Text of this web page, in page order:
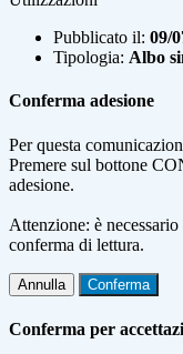
Pubblicato il: 09/
Tipologia: Albo
Conferma adesione
Per questa
Premere sul bottone
adesione.
Attenzione: è
conferma di lettura.
Annulla Conferma
Conferma per